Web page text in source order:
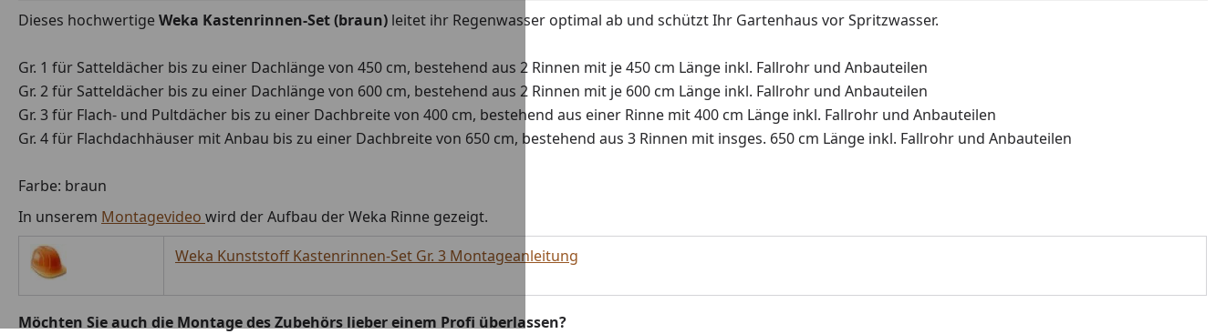
Dieses hochwertigeWeka Kastenrinnen-Set (braun) leitet ihr Regenwasser optimal ab und schützt Ihr Gartenhaus vor Spritzwasser.
Gr. 1 für Satteldächer bis zu einer Dachlänge von 450 cm, bestehend aus 2 Rinnen mit je 450 cm Länge inkl. Fallrohr und Anbauteilen
Gr. 2 für Satteldächer bis zu einer Dachlänge von 600 cm, bestehend aus 2 Rinnen mit je 600 cm Länge inkl. Fallrohr und Anbauteilen
Gr. 3 für Flach- und Pultdächer bis zu einer Dachbreite von 400 cm, bestehend aus einer Rinne mit 400 cm Länge inkl. Fallrohr und Anbauteilen
Gr. 4 für Flachdachhäuser mit Anbau bis zu einer Dachbreite von 650 cm, bestehend aus 3 Rinnen mit insges. 650 cm Länge inkl. Fallrohr und Anbauteilen
Farbe: braun
In unserem Montagevideo wird der Aufbau der Weka Rinne gezeigt.
Weka Kunststoff Kastenrinnen-Set Gr. 3 Montageanleitung
Möchten Sie auch die Montage des Zubehörs lieber einem Profi überlassen?